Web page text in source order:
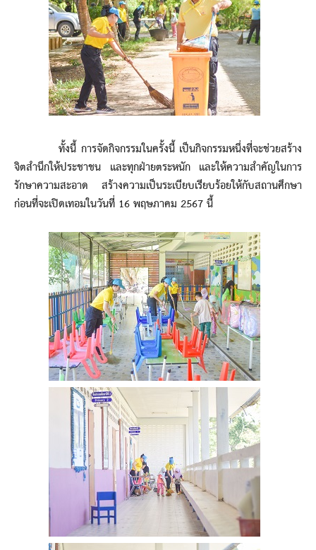
ทั้งนี้ การจัดกิจกรรมในครั้งนี้ เป็นกิจกรรมหนึ่งที่จะช่วยสร้าง
จิตสำนึกให้ประชาชน และทุกฝ่ายตระหนัก และให้ความสำคัญในการ
รักษาความสะอาด สร้างความเป็นระเบียบเรียบร้อยให้กับสถานศึกษา
ก่อนที่จะเปิดเทอมในวันที่ 16 พฤษภาคม 2567 นี้